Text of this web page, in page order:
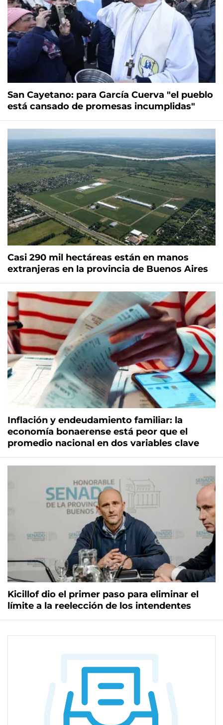
San Cayetano: para García Cuerva "el pueblo
está cansado de promesas incumplidas"
Casi 290 mil hectáreas están en manos
extranjeras en la provincia de Buenos Aires
Inflación y endeudamiento familiar: la
economía bonaerense está peor que el
promedio nacional en dos variables clave
Kicillof dio el primer paso para eliminar el
límite a la reelección de los intendentes